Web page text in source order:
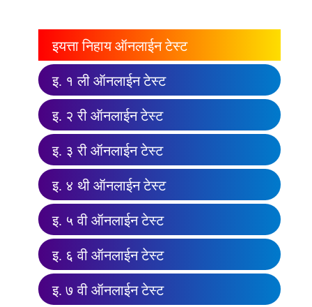
इयत्ता निहाय ऑनलाईन टेस्ट
इ. १ ली ऑनलाईन टेस्ट
इ. २ री ऑनलाईन टेस्ट
इ. ३ री ऑनलाईन टेस्ट
इ. ४ थी ऑनलाईन टेस्ट
इ. ५ वी ऑनलाईन टेस्ट
इ. ६ वी ऑनलाईन टेस्ट
इ. ७ वी ऑनलाईन टेस्ट